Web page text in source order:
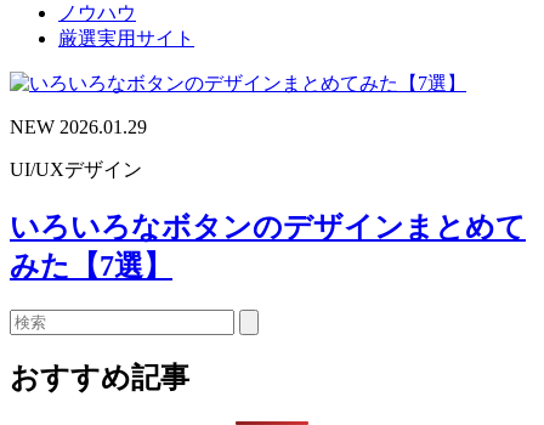
ノウハウ
厳選実用サイト
NEW 2026.01.29
UI/UXデザイン
いろいろなボタンのデザインまとめて
みた【7選】
検
おすすめ記事